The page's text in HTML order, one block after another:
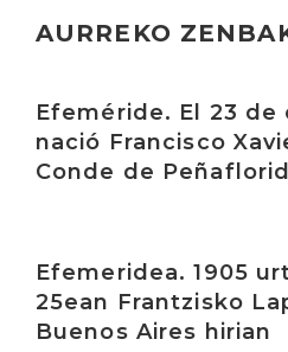
AURREKO
Efeméride. El 23 de
nació Francisco
Conde de
Efemeridea. 1905
25ean Frantzisko
Buenos Aires hirian